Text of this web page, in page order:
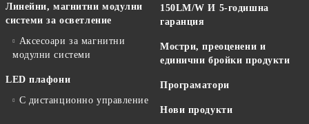
Линейни, магнитни модулни
системи за осветление
Аксесоари за магнитни
модулни системи
LED плафони
С дистанционно управление
150LM/W И 5-годишна
гаранция
Мостри, преоценени и
единични бройки продукти
Програматори
Нови продукти